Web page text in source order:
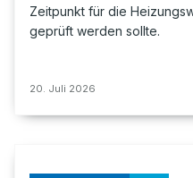
Zeitpunkt für die
geprüft werden sollte.
20. Juli 2026